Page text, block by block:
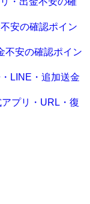
安の確認ポイン
不安の確認ポイン
LINE・追加送金
プリ・URL・復